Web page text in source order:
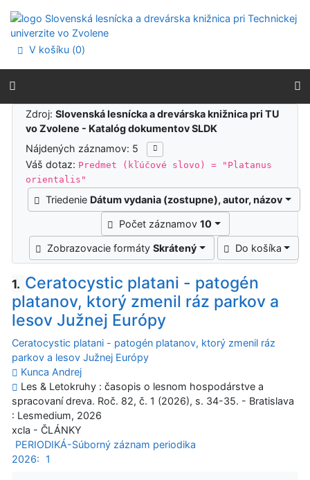
Prejsť na menu
Prehlásenie o webovej prístupnosti
V košíku (0)
Výsledky vyhľadávania
Zdroj:Slovenská lesnícka a drevárska knižnica pri TU
vo Zvolene - Katalóg dokumentov SLDK
Nájdených záznamov: 5
Váš dotaz: Predmet (kľúčové slovo) = "Platanus
orientalis"
Triedenie Dátum vydania (zostupne), autor, názov
Počet záznamov10
Zobrazovacie formátySkrátený Do košíka
1. Ceratocystic platani - patogén
platanov, ktorý zmenil ráz parkov a
lesov Južnej Európy
Ceratocystic platani - patogén platanov, ktorý zmenil ráz
parkov a lesov Južnej Európy
Kunca Andrej
Les & Letokruhy : časopis o lesnom hospodárstve a
spracovaní dreva. Roč. 82, č. 1 (2026), s. 34-35. - Bratislava
: Lesmedium, 2026
xcla - ČLÁNKY
PERIODIKÁ-Súborný záznam periodika
2026:
1